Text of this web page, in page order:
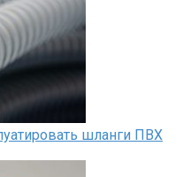
шланги ПВХ